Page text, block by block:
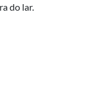
do lar.